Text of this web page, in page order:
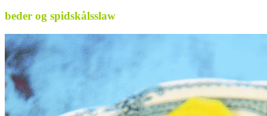
beder og spidskålsslaw